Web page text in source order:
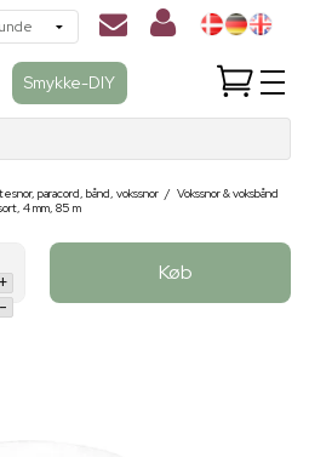
Smykke-DIY
paracord, bånd, vokssnor / Vokssnor & voksbånd
4 mm, 85 m
+
-
Køb